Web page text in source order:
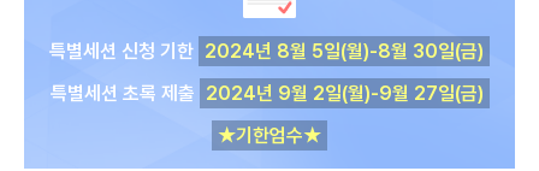
특별세션 신청 기한 2024년 8월 5일(월)-8월 30일(금)
특별세션 초록 제출 2024년 9월 2일(월)-9월 27일(금)
★기한엄수★